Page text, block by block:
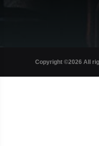
Copyright ©2026 All